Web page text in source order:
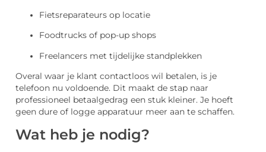
Fietsreparateurs op locatie
Foodtrucks of pop-up shops
Freelancers met tijdelijke standplekken
Overal waar je klant contactloos wil betalen, is je
telefoon nu voldoende. Dit maakt de stap naar
professioneel betaalgedrag een stuk kleiner. Je hoeft
geen dure of logge apparatuur meer aan te schaffen.
Wat heb je nodig?